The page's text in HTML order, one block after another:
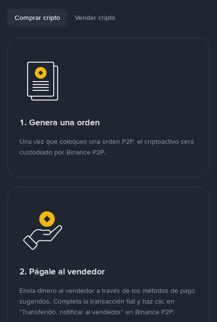
Comprar cripto Vender cripto
1. Genera una orden
Una vez que coloques una orden P2P, el criptoactivo será
custodiado por Binance P2P.
2. Págale al vendedor
Envía dinero al vendedor a través de los métodos de pago
sugeridos. Completa la transacción fiat y haz clic en
"Transferido, notificar al vendedor" en Binance P2P.